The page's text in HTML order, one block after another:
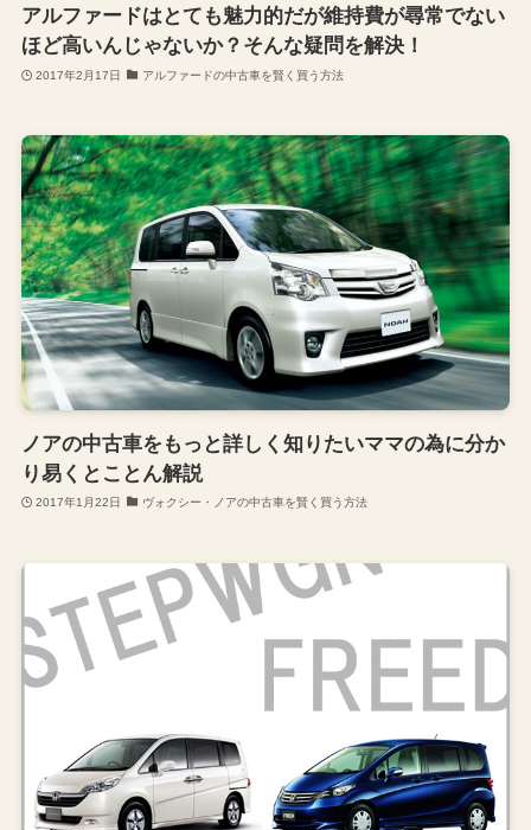
アルファードはとても魅力的だが維持費が尋常でない
ほど高いんじゃないか？そんな疑問を解決！
2017年2月17日 アルファードの中古車を賢く買う方法
ノアの中古車をもっと詳しく知りたいママの為に分か
り易くとことん解説
2017年1月22日 ヴォクシー・ノアの中古車を賢く買う方法